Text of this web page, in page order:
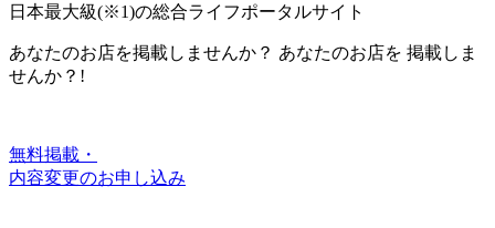
日本最大級(※1)の総合ライフポータルサイト
あなたのお店を掲載しませんか？ あなたのお店を 掲載しま
せんか？!
無料掲載・
内容変更のお申し込み